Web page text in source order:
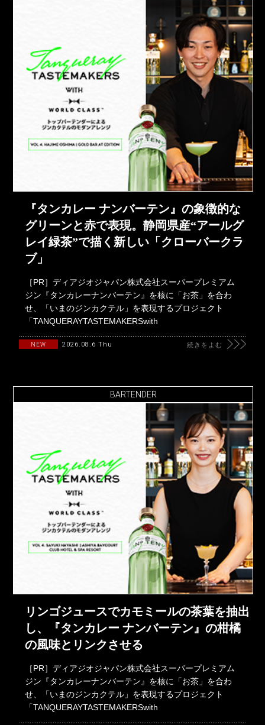
『タンカレー ナンバーテン』の象徴的な
グリーンと赤で表現。静岡県産“アールグ
レイ緑茶”で描く新しい「クローバークラ
ブ」
［PR］ディアジオジャパン株式会社スーパープレミアム
ジン『タンカレーナンバーテン』を核に「お茶」を合わ
せ、「いまのジンカクテル」を表現するプロジェクト
「TANQUERAYTASTEMAKERSwith
NEW 2026.08.6 Thu 続きをよむ
BARTENDER
リンゴジュースでカモミールの茶葉を抽出
し、『タンカレー ナンバーテン』の柑橘
の風味とリンクさせる
［PR］ディアジオジャパン株式会社スーパープレミアム
ジン『タンカレーナンバーテン』を核に「お茶」を合わ
せ、「いまのジンカクテル」を表現するプロジェクト
「TANQUERAYTASTEMAKERSwith